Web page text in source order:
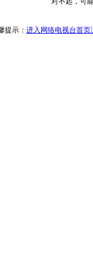
提示： 进入网络电视台首页